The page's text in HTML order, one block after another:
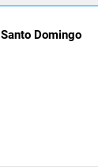
Santo Domingo